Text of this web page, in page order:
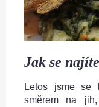
Jak se
Letos jsme se
směrem na